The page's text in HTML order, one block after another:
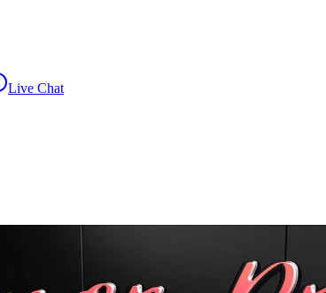
Live Chat